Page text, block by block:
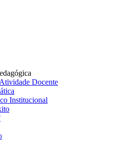
Docente
Institucional